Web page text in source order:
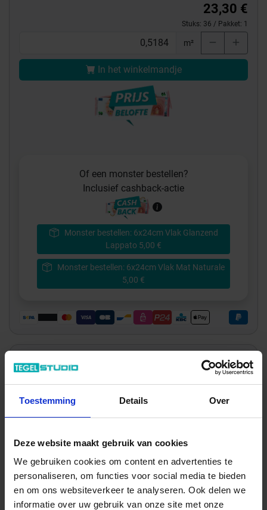
Toestemming Details Over
Deze website maakt gebruik van cookies
We gebruiken cookies om content en advertenties te
personaliseren, om functies voor social media te bieden
en om ons websiteverkeer te analyseren. Ook delen we
informatie over uw gebruik van onze site met onze
23,30 €
Stuks: 36 / Pakket: 1
m²
In het winkelmandje
Of een monster bestellen?
Inclusief cashback-actie
Monster bestellen: 6x24cm Vlak Glanzend
Lappato 5,00 €
Monster bestellen: 6x24cm Vlak Mat Naturale
5,00 €
Di – Vr 09.00 – 18.00
Za 10.00 – 15.00
+31 (0) 478 - 69 11 63 Productaanvraag
Emilceramica Totalook Indrukken